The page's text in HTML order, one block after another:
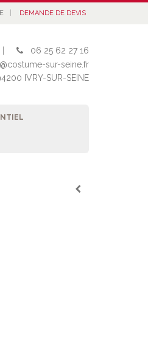
DEMANDE DE DEVIS
06 25 62 27 16
sur-seine.fr
IVRY-SUR-SEINE